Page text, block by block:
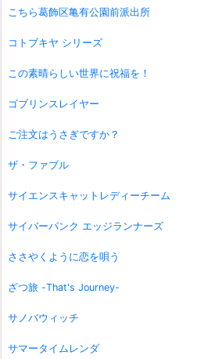
こちら葛飾区亀有公園前派出所
コトブキヤ シリーズ
この素晴らしい世界に祝福を！
ゴブリンスレイヤー
ご注文はうさぎですか？
ザ・ファブル
サイエンスキャットレディーチーム
サイバーパンク エッジランナーズ
ささやくように恋を唄う
ざつ旅 -That's Journey-
サノバウィッチ
サマータイムレンダ